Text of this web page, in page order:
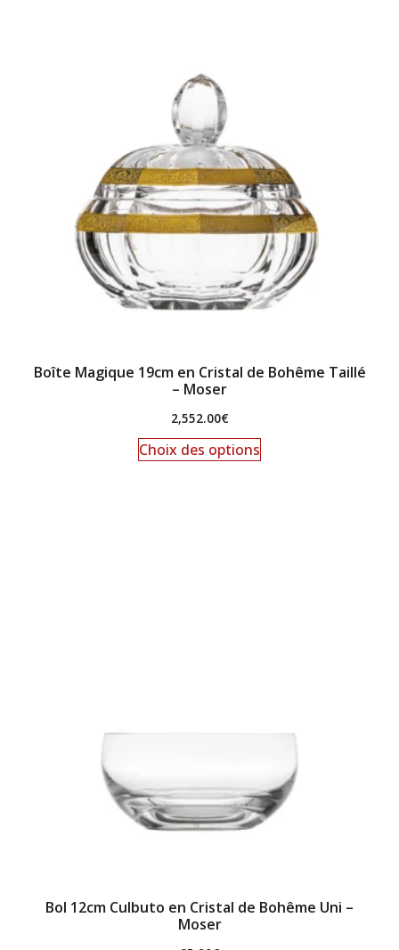
Boîte Magique 19cm en Cristal de Bohême Taillé
– Moser
2,552.00€
Choix des options
Bol 12cm Culbuto en Cristal de Bohême Uni –
Moser